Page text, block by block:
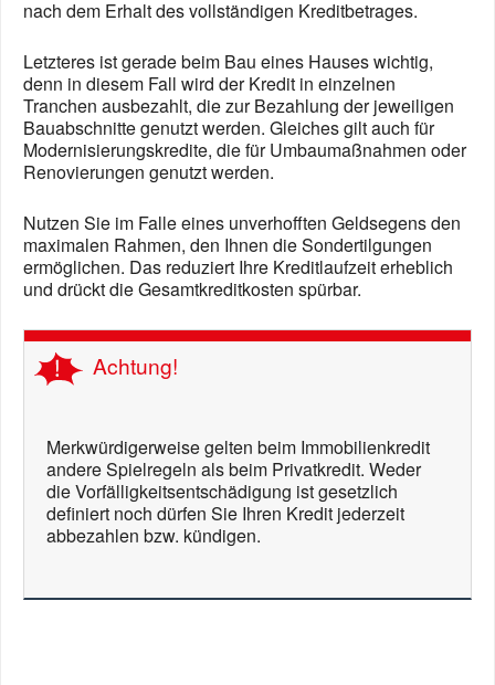
nach dem Erhalt des vollständigen Kreditbetrages.
Letzteres ist gerade beim Bau eines Hauses wichtig,
denn in diesem Fall wird der Kredit in einzelnen
Tranchen ausbezahlt, die zur Bezahlung der jeweiligen
Bauabschnitte genutzt werden. Gleiches gilt auch für
Modernisierungskredite, die für Umbaumaßnahmen oder
Renovierungen genutzt werden.
Nutzen Sie im Falle eines unverhofften Geldsegens den
maximalen Rahmen, den Ihnen die Sondertilgungen
ermöglichen. Das reduziert Ihre Kreditlaufzeit erheblich
und drückt die Gesamtkreditkosten spürbar.
Achtung!
Merkwürdigerweise gelten beim Immobilienkredit
andere Spielregeln als beim Privatkredit. Weder
die Vorfälligkeitsentschädigung ist gesetzlich
definiert noch dürfen Sie Ihren Kredit jederzeit
abbezahlen bzw. kündigen.